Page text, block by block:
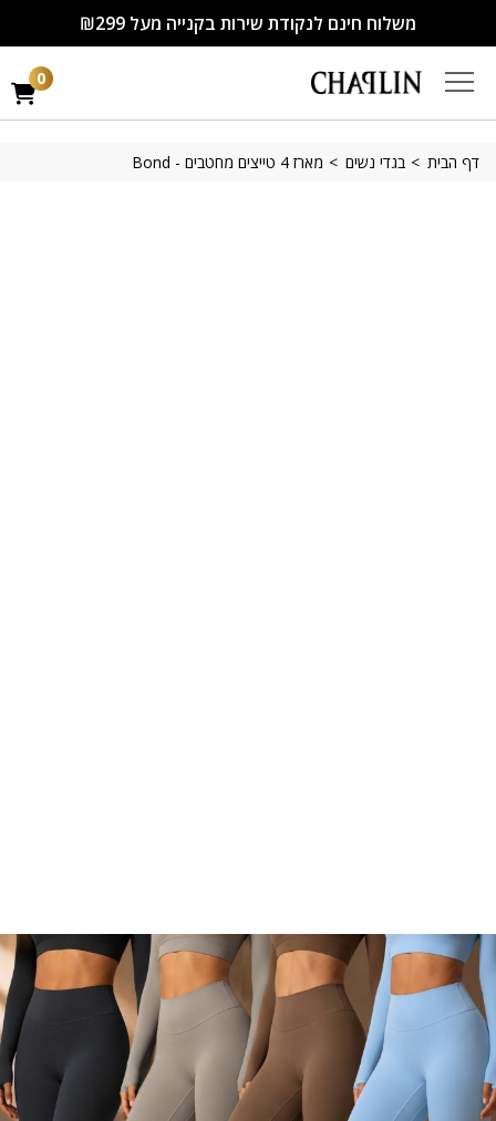
משלוח חינם לנקודת שירות בקנייה מעל ₪299
0
דף הבית בגדי נשים מארז 4 טייצים מחטבים - Bond